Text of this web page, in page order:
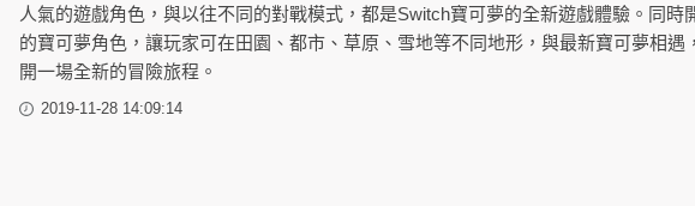
人氣的遊戲角色，與以往不同的對戰模式，都是Switch寶可夢的全新遊戲體驗。同時
的寶可夢角色，讓玩家可在田園、都市、草原、雪地等不同地形，與最新寶可夢相遇
開一場全新的冒險旅程。
2019-11-28 14:09:14